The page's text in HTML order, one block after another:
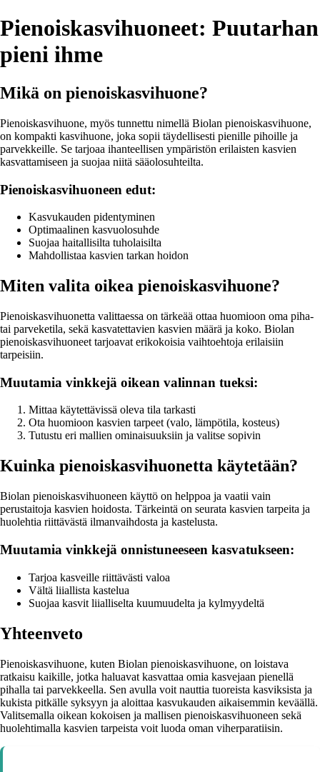
Pienoiskasvihuoneet: Puutarhan
pieni ihme
Mikä on pienoiskasvihuone?
Pienoiskasvihuone, myös tunnettu nimellä Biolan pienoiskasvihuone,
on kompakti kasvihuone, joka sopii täydellisesti pienille pihoille ja
parvekkeille. Se tarjoaa ihanteellisen ympäristön erilaisten kasvien
kasvattamiseen ja suojaa niitä sääolosuhteilta.
Pienoiskasvihuoneen edut:
Kasvukauden pidentyminen
Optimaalinen kasvuolosuhde
Suojaa haitallisilta tuholaisilta
Mahdollistaa kasvien tarkan hoidon
Miten valita oikea pienoiskasvihuone?
Pienoiskasvihuonetta valittaessa on tärkeää ottaa huomioon oma piha-
tai parveketila, sekä kasvatettavien kasvien määrä ja koko. Biolan
pienoiskasvihuoneet tarjoavat erikokoisia vaihtoehtoja erilaisiin
tarpeisiin.
Muutamia vinkkejä oikean valinnan tueksi:
Mittaa käytettävissä oleva tila tarkasti
Ota huomioon kasvien tarpeet (valo, lämpötila, kosteus)
Tutustu eri mallien ominaisuuksiin ja valitse sopivin
Kuinka pienoiskasvihuonetta käytetään?
Biolan pienoiskasvihuoneen käyttö on helppoa ja vaatii vain
perustaitoja kasvien hoidosta. Tärkeintä on seurata kasvien tarpeita ja
huolehtia riittävästä ilmanvaihdosta ja kastelusta.
Muutamia vinkkejä onnistuneeseen kasvatukseen:
Tarjoa kasveille riittävästi valoa
Vältä liiallista kastelua
Suojaa kasvit liialliselta kuumuudelta ja kylmyydeltä
Yhteenveto
Pienoiskasvihuone, kuten Biolan pienoiskasvihuone, on loistava
ratkaisu kaikille, jotka haluavat kasvattaa omia kasvejaan pienellä
pihalla tai parvekkeella. Sen avulla voit nauttia tuoreista kasviksista ja
kukista pitkälle syksyyn ja aloittaa kasvukauden aikaisemmin keväällä.
Valitsemalla oikean kokoisen ja mallisen pienoiskasvihuoneen sekä
huolehtimalla kasvien tarpeista voit luoda oman viherparatiisin.